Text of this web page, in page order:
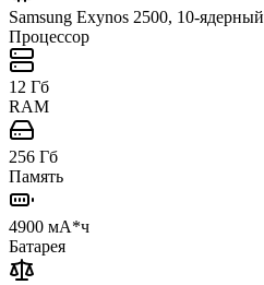
Samsung Exynos 2500, 10-ядерный
Процессор
12 Гб
RAM
256 Гб
Память
4900 мА*ч
Батарея